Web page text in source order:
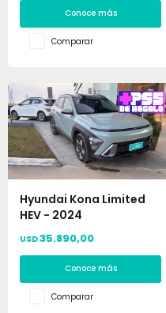
Conoce más
Comparar
Hyundai Kona Limited
HEV - 2024
USD35.890,00
Conoce más
Comparar